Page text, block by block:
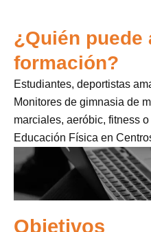
¿Quién puede
formación?
Estudiantes, deportistas
Monitores de gimnasia de
marciales, aeróbic, fitness
Educación Física en
Objetivos